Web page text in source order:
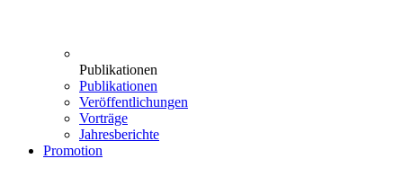
Publikationen
Publikationen
Veröffentlichungen
Vorträge
Jahresberichte
Promotion